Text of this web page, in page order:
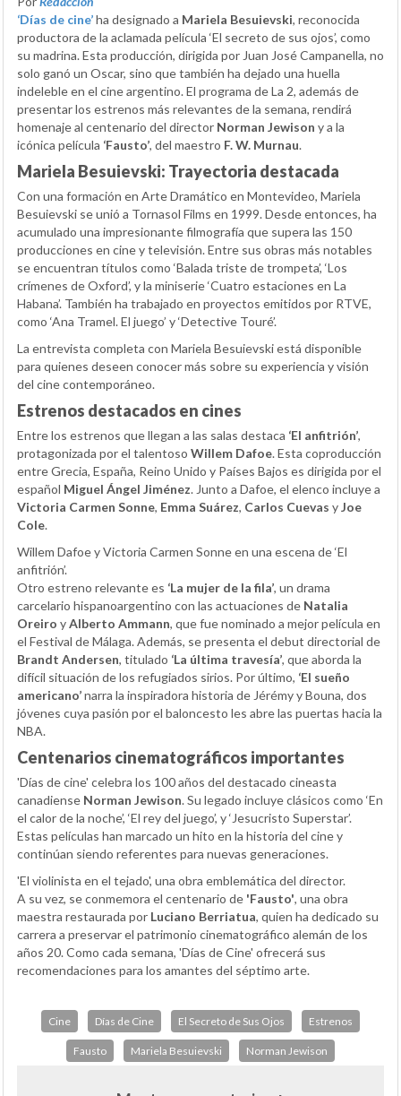
‘Días de cine’ha designado a Mariela Besuievski, reconocida
productora de la aclamada película ‘El secreto de sus ojos’, como
su madrina. Esta producción, dirigida por Juan José Campanella, no
solo ganó un Oscar, sino que también ha dejado una huella
indeleble en el cine argentino. El programa de La 2, además de
presentar los estrenos más relevantes de la semana, rendirá
homenaje al centenario del director Norman Jewison y a la
icónica película ‘Fausto’, del maestro F. W. Murnau.
Mariela Besuievski: Trayectoria destacada
Con una formación en Arte Dramático en Montevideo, Mariela
Besuievski se unió a Tornasol Films en 1999. Desde entonces, ha
acumulado una impresionante filmografía que supera las 150
producciones en cine y televisión. Entre sus obras más notables
se encuentran títulos como ‘Balada triste de trompeta’, ‘Los
crímenes de Oxford’, y la miniserie ‘Cuatro estaciones en La
Habana’. También ha trabajado en proyectos emitidos por RTVE,
como ‘Ana Tramel. El juego’ y ‘Detective Touré’.
La entrevista completa con Mariela Besuievski está disponible
para quienes deseen conocer más sobre su experiencia y visión
del cine contemporáneo.
Estrenos destacados en cines
Entre los estrenos que llegan a las salas destaca ‘El anfitrión’,
protagonizada por el talentoso Willem Dafoe. Esta coproducción
entre Grecia, España, Reino Unido y Países Bajos es dirigida por el
español Miguel Ángel Jiménez. Junto a Dafoe, el elenco incluye a
Victoria Carmen Sonne, Emma Suárez, Carlos Cuevas yJoe
Cole.
Willem Dafoe y Victoria Carmen Sonne en una escena de ‘El
anfitrión’.
Otro estreno relevante es ‘La mujer de la fila’, un drama
carcelario hispanoargentino con las actuaciones de Natalia
Oreiro yAlberto Ammann, que fue nominado a mejor película en
el Festival de Málaga. Además, se presenta el debut directorial de
Brandt Andersen, titulado ‘La última travesía’, que aborda la
difícil situación de los refugiados sirios. Por último, ‘El sueño
americano’narra la inspiradora historia de Jérémy y Bouna, dos
jóvenes cuya pasión por el baloncesto les abre las puertas hacia la
NBA.
Centenarios cinematográficos importantes
'Días de cine' celebra los 100 años del destacado cineasta
canadiense Norman Jewison. Su legado incluye clásicos como ‘En
el calor de la noche’, ‘El rey del juego’, y ‘Jesucristo Superstar’.
Estas películas han marcado un hito en la historia del cine y
continúan siendo referentes para nuevas generaciones.
'El violinista en el tejado', una obra emblemática del director.
A su vez, se conmemora el centenario de 'Fausto', una obra
maestra restaurada por Luciano Berriatua, quien ha dedicado su
carrera a preservar el patrimonio cinematográfico alemán de los
años 20. Como cada semana, 'Días de Cine' ofrecerá sus
recomendaciones para los amantes del séptimo arte.
Cine Días de Cine El Secreto de Sus Ojos Estrenos
Fausto Mariela Besuievski Norman Jewison